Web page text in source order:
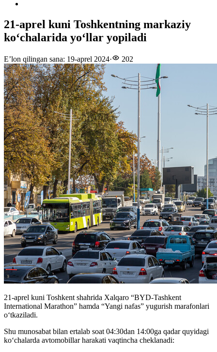
21-aprel kuni Toshkentning markaziy
ko‘chalarida yoʻllar yopiladi
E’lon qilingan sana: 19-aprel 2024· 202
21-aprel kuni Toshkent shahrida Xalqaro “BYD-Tashkent
International Marathon” hamda “Yangi nafas” yugurish marafonlari
o‘tkaziladi.
Shu munosabat bilan ertalab soat 04:30dan 14:00ga qadar quyidagi
ko‘chalarda avtomobillar harakati vaqtincha cheklanadi: